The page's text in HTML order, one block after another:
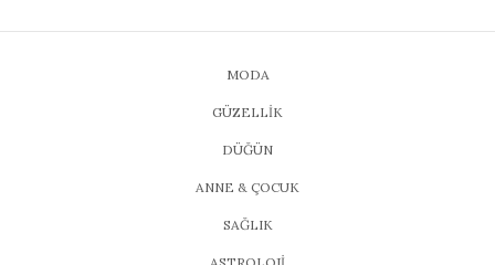
MODA
GÜZELLİK
DÜĞÜN
ANNE & ÇOCUK
SAĞLIK